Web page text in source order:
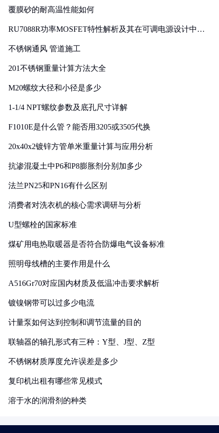
覆膜砂的耐高温性能如何
RU7088R功率MOSFET特性解析及其在可调电源设计中的
不锈钢通风 管道施工
201不锈钢重量计算方法大全
M20螺纹大径和小径是多少
1-1/4 NPT螺纹参数及底孔尺寸详解
F1010E是什么管？能否用3205或3505代换
20x40x2镀锌方管单米重量计算与应用分析
抗渗混凝土中P6和P8膨胀剂分别加多少
法兰PN25和PN16有什么区别
消费者对洗衣机的核心需求调研与分析
U型螺栓的国家标准
煤矿用电热取暖器是否符合防爆电气设备标准
照明母线槽的主要作用是什么
A516Gr70对应国内材质及低温冲击要求解析
镀镍钢带可以过多少电流
计量泵如何达到控制和调节流量的目的
联轴器的轴孔形式有三种：Y型、J型、Z型
不锈钢材质厚度允许误差是多少
复印机出租有哪些常见模式
溶于水的润滑剂的种类